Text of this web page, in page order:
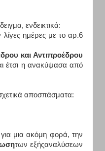
ενδεικτικά:
λίγες ημέρες με το αρ.6
και Αντιπροέδρου
έτσι η ανακύψασα από
σχετικά αποσπάσματα:
για μια ακόμη φορά, την
των εξήςαναλύσεων